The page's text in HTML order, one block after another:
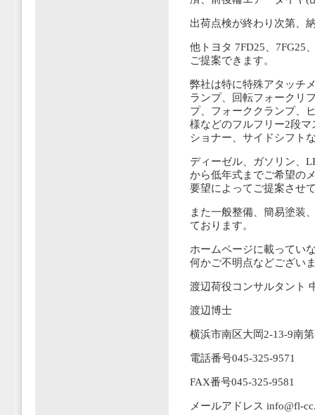
出荷点検が終わり次第、
他トヨタ 7FD25、7FG25
ご提案できます。
弊社は特に特殊アタッチ
ランプ、回転フォークリ
プ、フォーククランプ、
様などのフルフリー2段
ショナー、サイドシフト
ディーゼル、ガソリン、
から低年式までご希望の
要望によってご提案させ
また一般整備、簡易塗装
ております。
ホームページに載ってい
何かご不明点などござい
渡辺荷役コンサルタント
渡辺博士
横浜市南区大岡2-13-9南
電話番号045-325-9571
FAX番号045-325-9581
メールアドレス info@fl-